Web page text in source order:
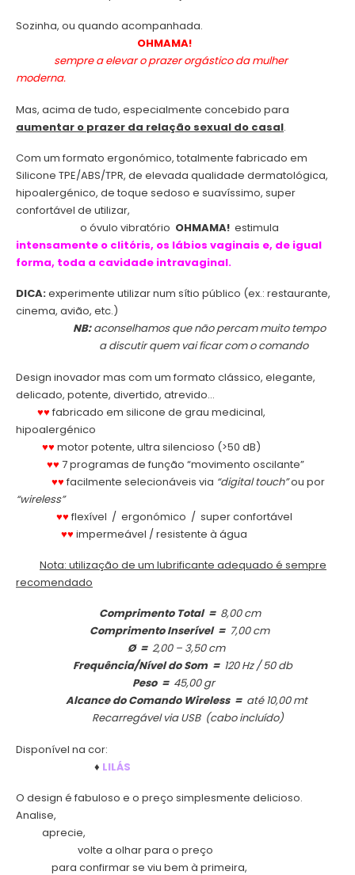
Sozinha, ou quando acompanhada.
OHMAMA!
sempre a elevar o prazer orgástico da mulher
moderna.
Mas, acima de tudo, especialmente concebido para
aumentar o prazer da relação sexual do casal.
Com um formato ergonómico, totalmente fabricado em
Silicone TPE/ABS/TPR, de elevada qualidade dermatológica,
hipoalergénico, de toque sedoso e suavíssimo, super
confortável de utilizar,
o óvulo vibratório OHMAMA! estimula
intensamente o clitóris, os lábios vaginais e, de igual
forma, toda a cavidade intravaginal.
DICA:experimente utilizar num sítio público (ex.: restaurante,
cinema, avião, etc.)
NB:aconselhamos que não percam muito tempo
a discutir quem vai ficar com o comando
Design inovador mas com um formato clássico, elegante,
delicado, potente, divertido, atrevido…
♥♥ fabricado em silicone de grau medicinal,
hipoalergénico
♥♥ motor potente, ultra silencioso (>50 dB)
♥♥ 7 programas de função “movimento oscilante”
♥♥ facilmente selecionáveis via “digital touch”ou por
“wireless”
♥♥ flexível / ergonómico / super confortável
♥♥ impermeável / resistente à água
Nota: utilização de um lubrificante adequado é sempre
recomendado
Comprimento Total =8,00 cm
Comprimento Inserível =7,00 cm
Ø =2,00 – 3,50 cm
Frequência/Nível do Som =120 Hz / 50 db
Peso =45,00 gr
Alcance do Comando Wireless =até 10,00 mt
Recarregável via USB (cabo incluído)
Disponível na cor:
♦ LILÁS
O design é fabuloso e o preço simplesmente delicioso.
Analise,
aprecie,
volte a olhar para o preço
para confirmar se viu bem à primeira,